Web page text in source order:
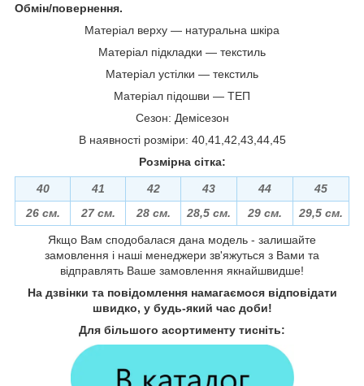
Обмін/повернення.
Матеріал верху ― натуральна шкіра
Матеріал підкладки ― текстиль
Матеріал устілки ― текстиль
Матеріал підошви ― ТЕП
Сезон: Демісезон
В наявності розміри: 40,41,42,43,44,45
Розмірна сітка:
40 41 42 43 44
45
26 см.
27 см. 28 см. 28,5 см. 29 см. 29,5 см.
Якщо Вам сподобалася дана модель - залишайте
замовлення і наші менеджери зв'яжуться з Вами та
відправлять Ваше замовлення якнайшвидше!
На дзвінки та повідомлення намагаємося відповідати
швидко, у будь-який час доби!
Для більшого асортименту тисніть: